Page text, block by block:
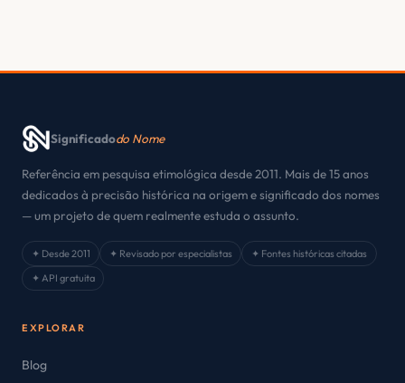
Significadodo Nome
Referência em pesquisa etimológica desde 2011. Mais de 15 anos
dedicados à precisão histórica na origem e significado dos nomes
— um projeto de quem realmente estuda o assunto.
✦ Desde 2011 ✦ Revisado por especialistas
✦ Fontes históricas citadas
✦ API gratuita
EXPLORAR
Blog